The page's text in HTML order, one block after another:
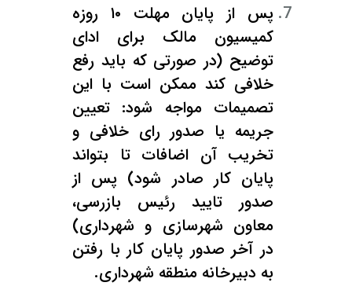
پس از پایان مهلت ۱۰ روزه
کمیسیون مالک برای ادای
توضیح (در صورتی که باید رفع
خلافی کند ممکن است با این
تصمیمات مواجه شود: تعیین
جریمه یا صدور رای خلافی و
تخریب آن اضافات تا بتواند
پایان کار صادر شود) پس از
صدور تایید رئیس بازرسی،
معاون شهرسازی و شهرداری)
در آخر صدور پایان کار با رفتن
به دبیرخانه منطقه شهرداری.